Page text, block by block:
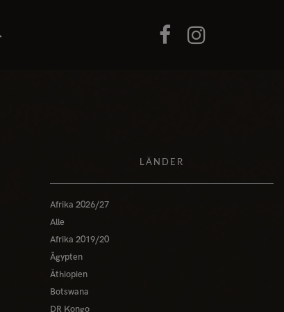
LÄNDER
Afrika 2026/27
Alle
Afrika 2019/20
Ägypten
Äthiopien
Botswana
DR Kongo